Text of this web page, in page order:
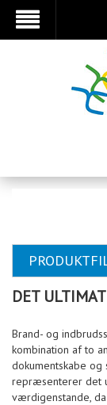
DET
Brand- og
kombination af to
dokumentskabe og
repræsenterer det
værdigenstande,